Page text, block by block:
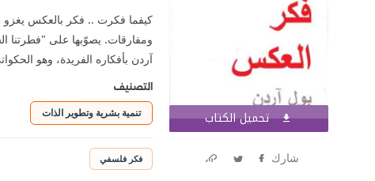
تحميل الكتاب اشترك الآن
شارك
كيفما فكرت .. فكر بالعكس يغزو
ومفارقات. يصوّبها على "فطرتنا
آردن بأفكاره الفريدة، وهو
التصنيف
تنمية بشرية وتطوير الذات
فكر فلسفي